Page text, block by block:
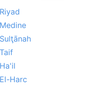
Riyad
Medine
Sulţānah
Taif
Ha'il
El-Harc